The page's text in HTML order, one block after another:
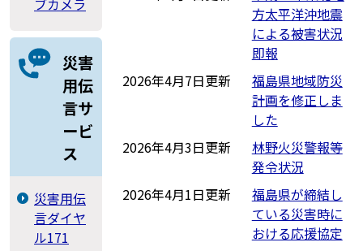
ブカメラ
災害
用伝
言サ
ービ
ス
災害用伝
言ダイヤ
ル171
方太平洋沖地震
による被害状況
即報
2026年4月7日更新
福島県地域防災
計画を修正しま
した
2026年4月3日更新
林野火災警報等
発令状況
2026年4月1日更新
福島県が締結し
ている災害時に
おける応援協定